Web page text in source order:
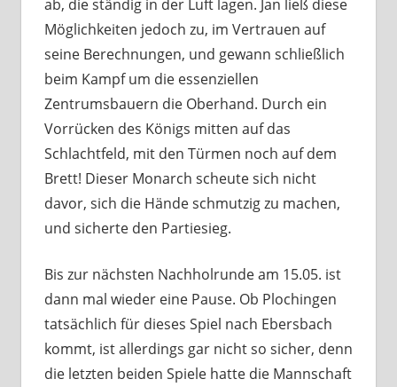
ab, die ständig in der Luft lagen. Jan ließ diese
Möglichkeiten jedoch zu, im Vertrauen auf
seine Berechnungen, und gewann schließlich
beim Kampf um die essenziellen
Zentrumsbauern die Oberhand. Durch ein
Vorrücken des Königs mitten auf das
Schlachtfeld, mit den Türmen noch auf dem
Brett! Dieser Monarch scheute sich nicht
davor, sich die Hände schmutzig zu machen,
und sicherte den Partiesieg.
Bis zur nächsten Nachholrunde am 15.05. ist
dann mal wieder eine Pause. Ob Plochingen
tatsächlich für dieses Spiel nach Ebersbach
kommt, ist allerdings gar nicht so sicher, denn
die letzten beiden Spiele hatte die Mannschaft